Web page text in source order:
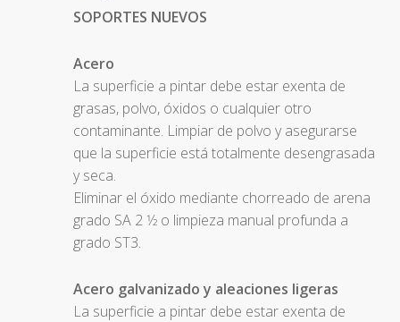
SOPORTES NUEVOS
Acero
La superficie a pintar debe estar exenta de
grasas, polvo, óxidos o cualquier otro
contaminante. Limpiar de polvo y asegurarse
que la superficie está totalmente desengrasada
y seca.
Eliminar el óxido mediante chorreado de arena
grado SA 2 1⁄2 o limpieza manual profunda a
grado ST3.
Acero galvanizado y aleaciones ligeras
La superficie a pintar debe estar exenta de